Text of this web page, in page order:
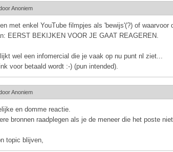
Anoniem
met enkel YouTube filmpjes als 'bewijs'(?) of waarvoor
EERST BEKIJKEN VOOR JE GAAT REAGEREN.
wel een infomercial die je vaak op nu punt nl ziet...
voor betaald wordt :-) (pun intended).
Anoniem
en domme reactie.
bronnen raadplegen als je de meneer die het poste
topic blijven,